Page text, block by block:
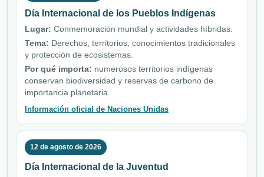
Día Internacional de los Pueblos Indígenas
Lugar: Conmemoración mundial y actividades híbridas.
Tema: Derechos, territorios, conocimientos tradicionales
y protección de ecosistemas.
Por qué importa: numerosos territorios indígenas
conservan biodiversidad y reservas de carbono de
importancia planetaria.
Información oficial de Naciones Unidas
12 de agosto de 2026
Día Internacional de la Juventud